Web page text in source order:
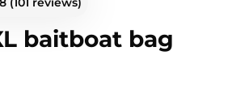
baitboat bag